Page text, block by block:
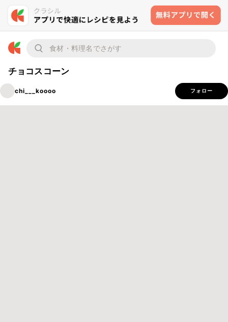
チョコスコーン
chi___koooo フォロー